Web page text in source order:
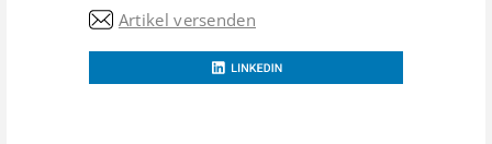
Artikel versenden